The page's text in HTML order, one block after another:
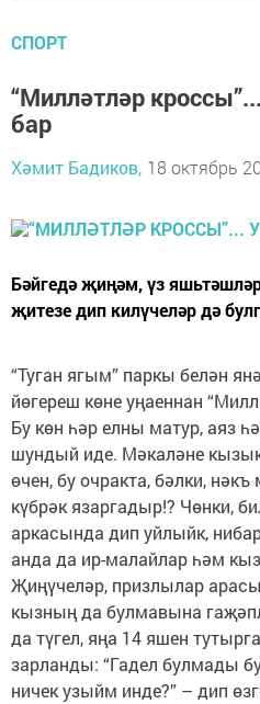
СПОРТ
“Милләтләр
бар
Хәмит Бадиков, 18 октябрь
Бәйгедә җиңәм, үз
җитезе дип килүчеләр дә
“Туган ягым” паркы белән
йөгереш көне уңаеннан
Бу көн һәр елны матур, аяз
шундый иде. Мәкаләне
өчен, бу очракта, бәлки,
күбрәк язаргадыр!? Чөнки,
аркасында дип уйлыйк,
анда да ир-малайлар һәм
Җиңүчеләр, призлылар
кызның да булмавына
да түгел, яңа 14 яшен
зарланды: “Гадел булмады
ничек узыйм инде?” – дип